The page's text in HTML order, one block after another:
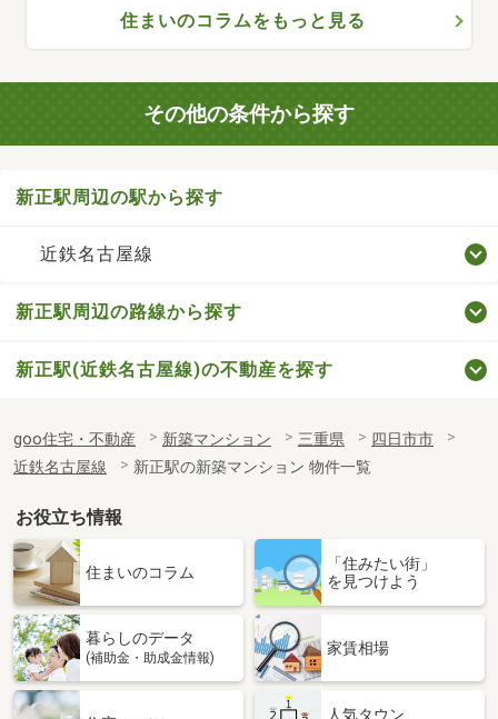
住まいのコラムをもっと見る
その他の条件から探す
新正駅周辺の駅から探す
近鉄名古屋線
新正駅周辺の路線から探す
新正駅(近鉄名古屋線)の不動産を探す
goo住宅・不動産 新築マンション 三重県
四日市市
近鉄名古屋線
新正駅の新築マンション 物件一覧
お役立ち情報
住まいのコラム
「住みたい街」
を見つけよう
暮らしのデータ
(補助金・助成金情報)
家賃相場
人気タウン